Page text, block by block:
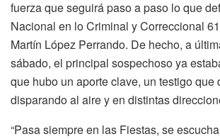
fuerza que seguirá paso a paso lo que
Nacional en lo Criminal y Correccional
Martín López Perrando. De hecho, a
sábado, el principal sospechoso ya
que hubo un aporte clave, un testigo que
disparando al aire y en distintas
“Pasa siempre en las Fiestas, se